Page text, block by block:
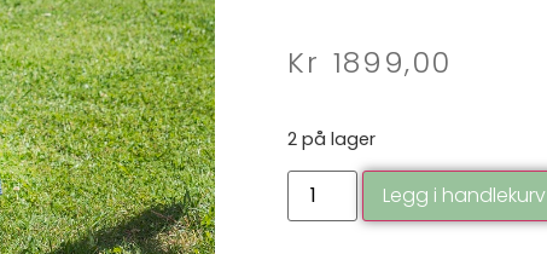
Kr 1899,00
2 på lager
Legg i handlekurv